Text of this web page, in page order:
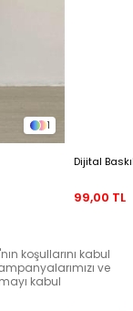
1
Dijital
99,00 TL
koşullarını kabul
ve
kabul